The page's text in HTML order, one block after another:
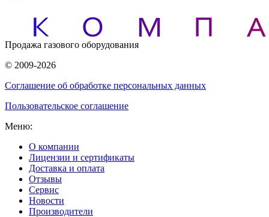
Продажа газового оборудования
© 2009-2026
Соглашение об обработке персональных данных
Пользовательское соглашение
Меню:
О компании
Лицензии и сертификаты
Доставка и оплата
Отзывы
Сервис
Новости
Производители